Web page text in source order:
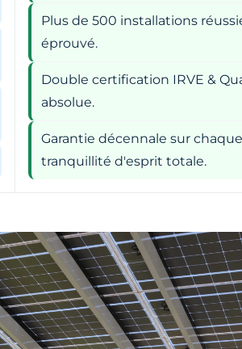
Plus de 500 installations
éprouvé.
Double certification IRVE &
absolue.
Garantie décennale sur
tranquillité d'esprit totale.